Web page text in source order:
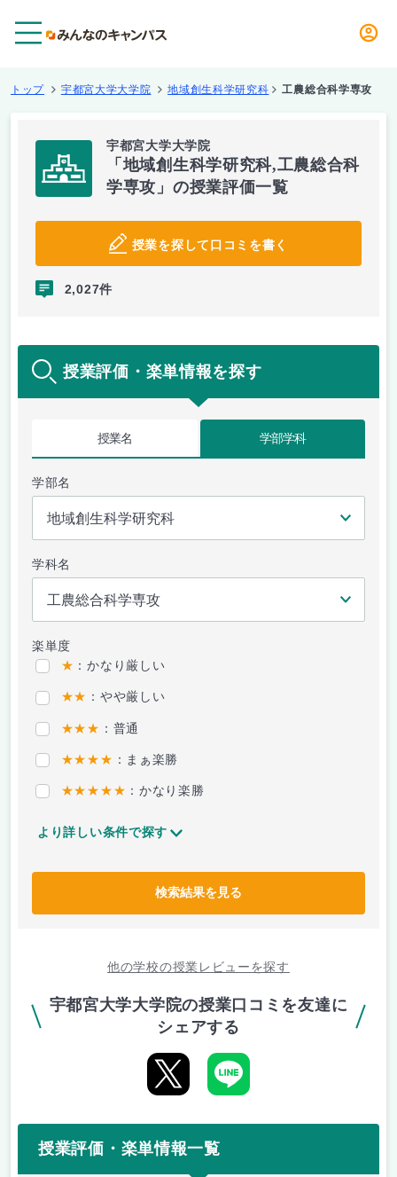
トップ 宇都宮大学大学院 地域創生科学研究科 工農総合科学専攻
宇都宮大学大学院
「地域創生科学研究科,工農総合科
学専攻」の授業評価一覧
授業を探して口コミを書く
2,027件
授業評価・楽単情報を探す
授業名 学部学科
学部名
学科名
楽単度
★ ：かなり厳しい
★★ ：やや厳しい
★★★ ：普通
★★★★ ：まぁ楽勝
★★★★★ ：かなり楽勝
より詳しい条件で探す
検索結果を見る
他の学校の授業レビューを探す
宇都宮大学大学院の授業口コミを友達に
シェアする
授業評価・楽単情報一覧